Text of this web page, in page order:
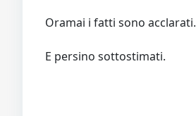
Oramai i fatti sono acclarati.
E persino sottostimati.